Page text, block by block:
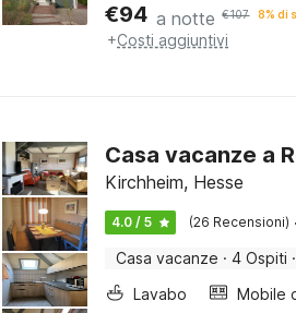
€94 a notte €107 8% di
+Costi aggiuntivi
Casa vacanze a
Kirchheim, Hesse
4.0 / 5 (26 Recensioni) ·
Casa vacanze · 4 Ospiti ·
Lavabo
Mobile